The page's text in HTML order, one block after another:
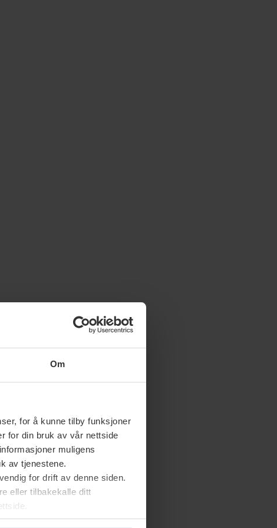
Om
for å kunne tilby funksjoner
for din bruk av vår nettside
muligens
av tjenestene.
for drift av denne siden.
eller tilbakekalle ditt